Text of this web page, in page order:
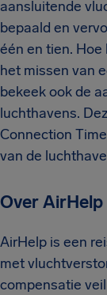
aansluitende
bepaald en
één en tien.
het missen van
bekeek ook de
luchthavens.
Connection
van de
Over AirHelp
AirHelp is een
met
compensatie